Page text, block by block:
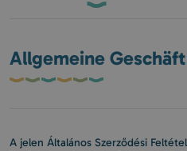
Allgemeine
A jelen Általános Szerződési